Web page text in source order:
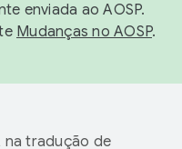
enviada ao AOSP.
Mudanças no AOSP.
na tradução de